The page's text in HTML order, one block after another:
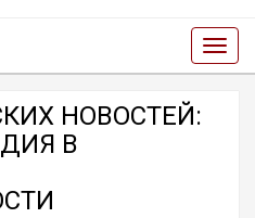
НОВОСТЕЙ:
В